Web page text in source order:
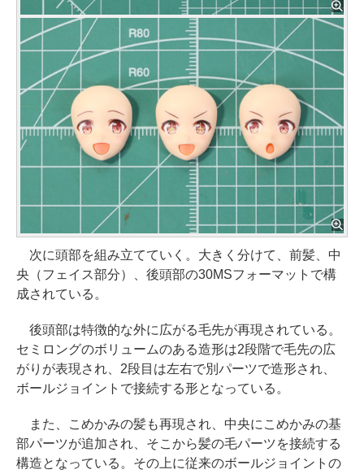
次に頭部を組み立てていく。大きく分けて、前髪、中
央（フェイス部分）、後頭部の30MSフォーマットで構
成されている。
後頭部は特徴的な外に広がる毛先が再現されている。
セミロングのボリュームのある造形は2段階で毛先の広
がりが表現され、2段目は左右で別パーツで造形され、
ボールジョイントで接続する形となっている。
また、こめかみの髪も再現され、中央にこめかみの基
部パーツが追加され、そこから髪の毛パーツを接続する
構造となっている。その上に従来のボールジョイントの